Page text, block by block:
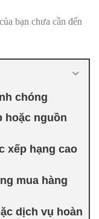
bạn chưa cần đến
chóng
hoặc nguồn
xếp hạng cao
mua hàng
dịch vụ hoàn